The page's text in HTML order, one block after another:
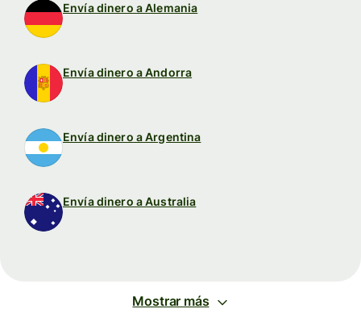
Envía dinero a Alemania
Envía dinero a Andorra
Envía dinero a Argentina
Envía dinero a Australia
Mostrar más